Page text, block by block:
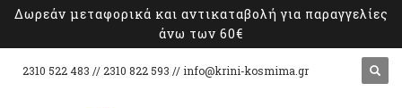
Δωρεάν μεταφορικά και αντικαταβολή για παραγγελίες
άνω των 60€
2310 522 483 // 2310 822 593 // info@krini-kosmima.gr